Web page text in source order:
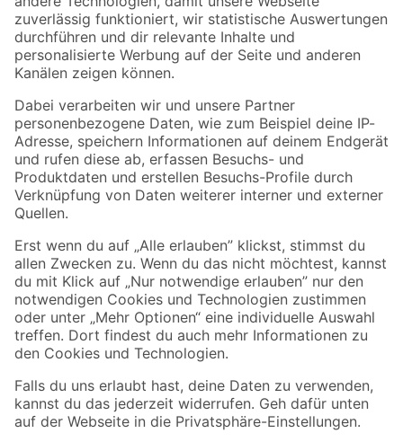
Zur Newsletter Anmeldung
Folge uns
Zahlungsarten Versandarten
Sicher einkaufen
Jetzt die toom-App herunterladen
Alle Preisangaben in EUR inkl. gesetzl. MwSt.. Die dargestellten Angebote sind unter
Umständen nicht in allen Märkten verfügbar. Die angegebenen Verfügbarkeiten beziehen